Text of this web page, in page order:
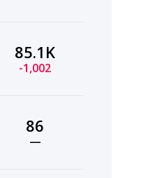
85.1K
-1,002
86
—